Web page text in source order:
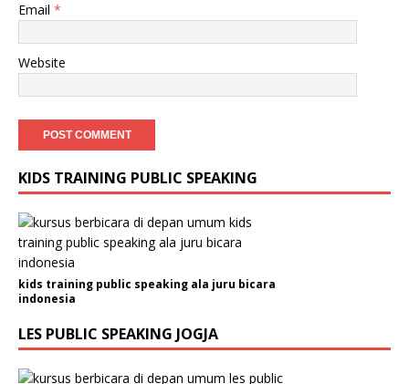
Email *
Website
KIDS TRAINING PUBLIC SPEAKING
kids training public speaking ala juru bicara
indonesia
LES PUBLIC SPEAKING JOGJA